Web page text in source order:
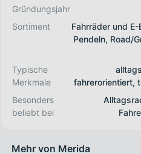
Gründungsjahr
Sortiment
Fahrräder und
Pendeln, Road/
Typische
Merkmale
fahrerorientiert,
Besonders
beliebt bei
Mehr von Merida